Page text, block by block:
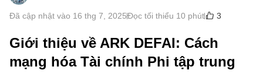
Đã cập nhật vào 16 thg 7, 2025Đọc tối thiểu 10 phút 3
Giới thiệu về ARK DEFAI: Cách
mạng hóa Tài chính Phi tập trung